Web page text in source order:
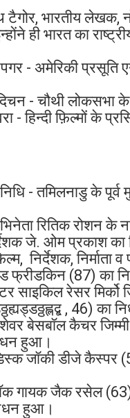
टैगोर, भारतीय लेखक,
ही भारत का
- अमेरिकी प्रसूति
- चौथी लोकसभा
- हिन्दी फ़िल्मों के
- तमिलनाडु के पूर्व
रितिक रोशन के
जे. ओम प्रकाश
निर्देशक, निर्माता
फ्रीडकिन (87) का
साइकिल रेसर मिर्को
, 46) का
बेसबॉल कैचर जिम्मी
हुआ।
जॉकी डीजे कैस्पर
गायक जैक रसेल
हुआ‌।